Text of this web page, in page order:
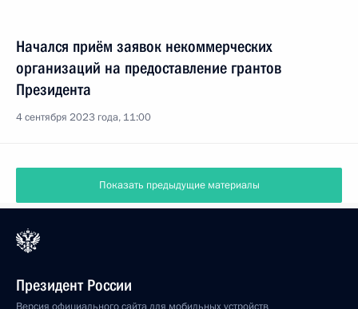
Начался приём заявок некоммерческих
организаций на предоставление грантов
Президента
4 сентября 2023 года, 11:00
Показать предыдущие материалы
Президент России